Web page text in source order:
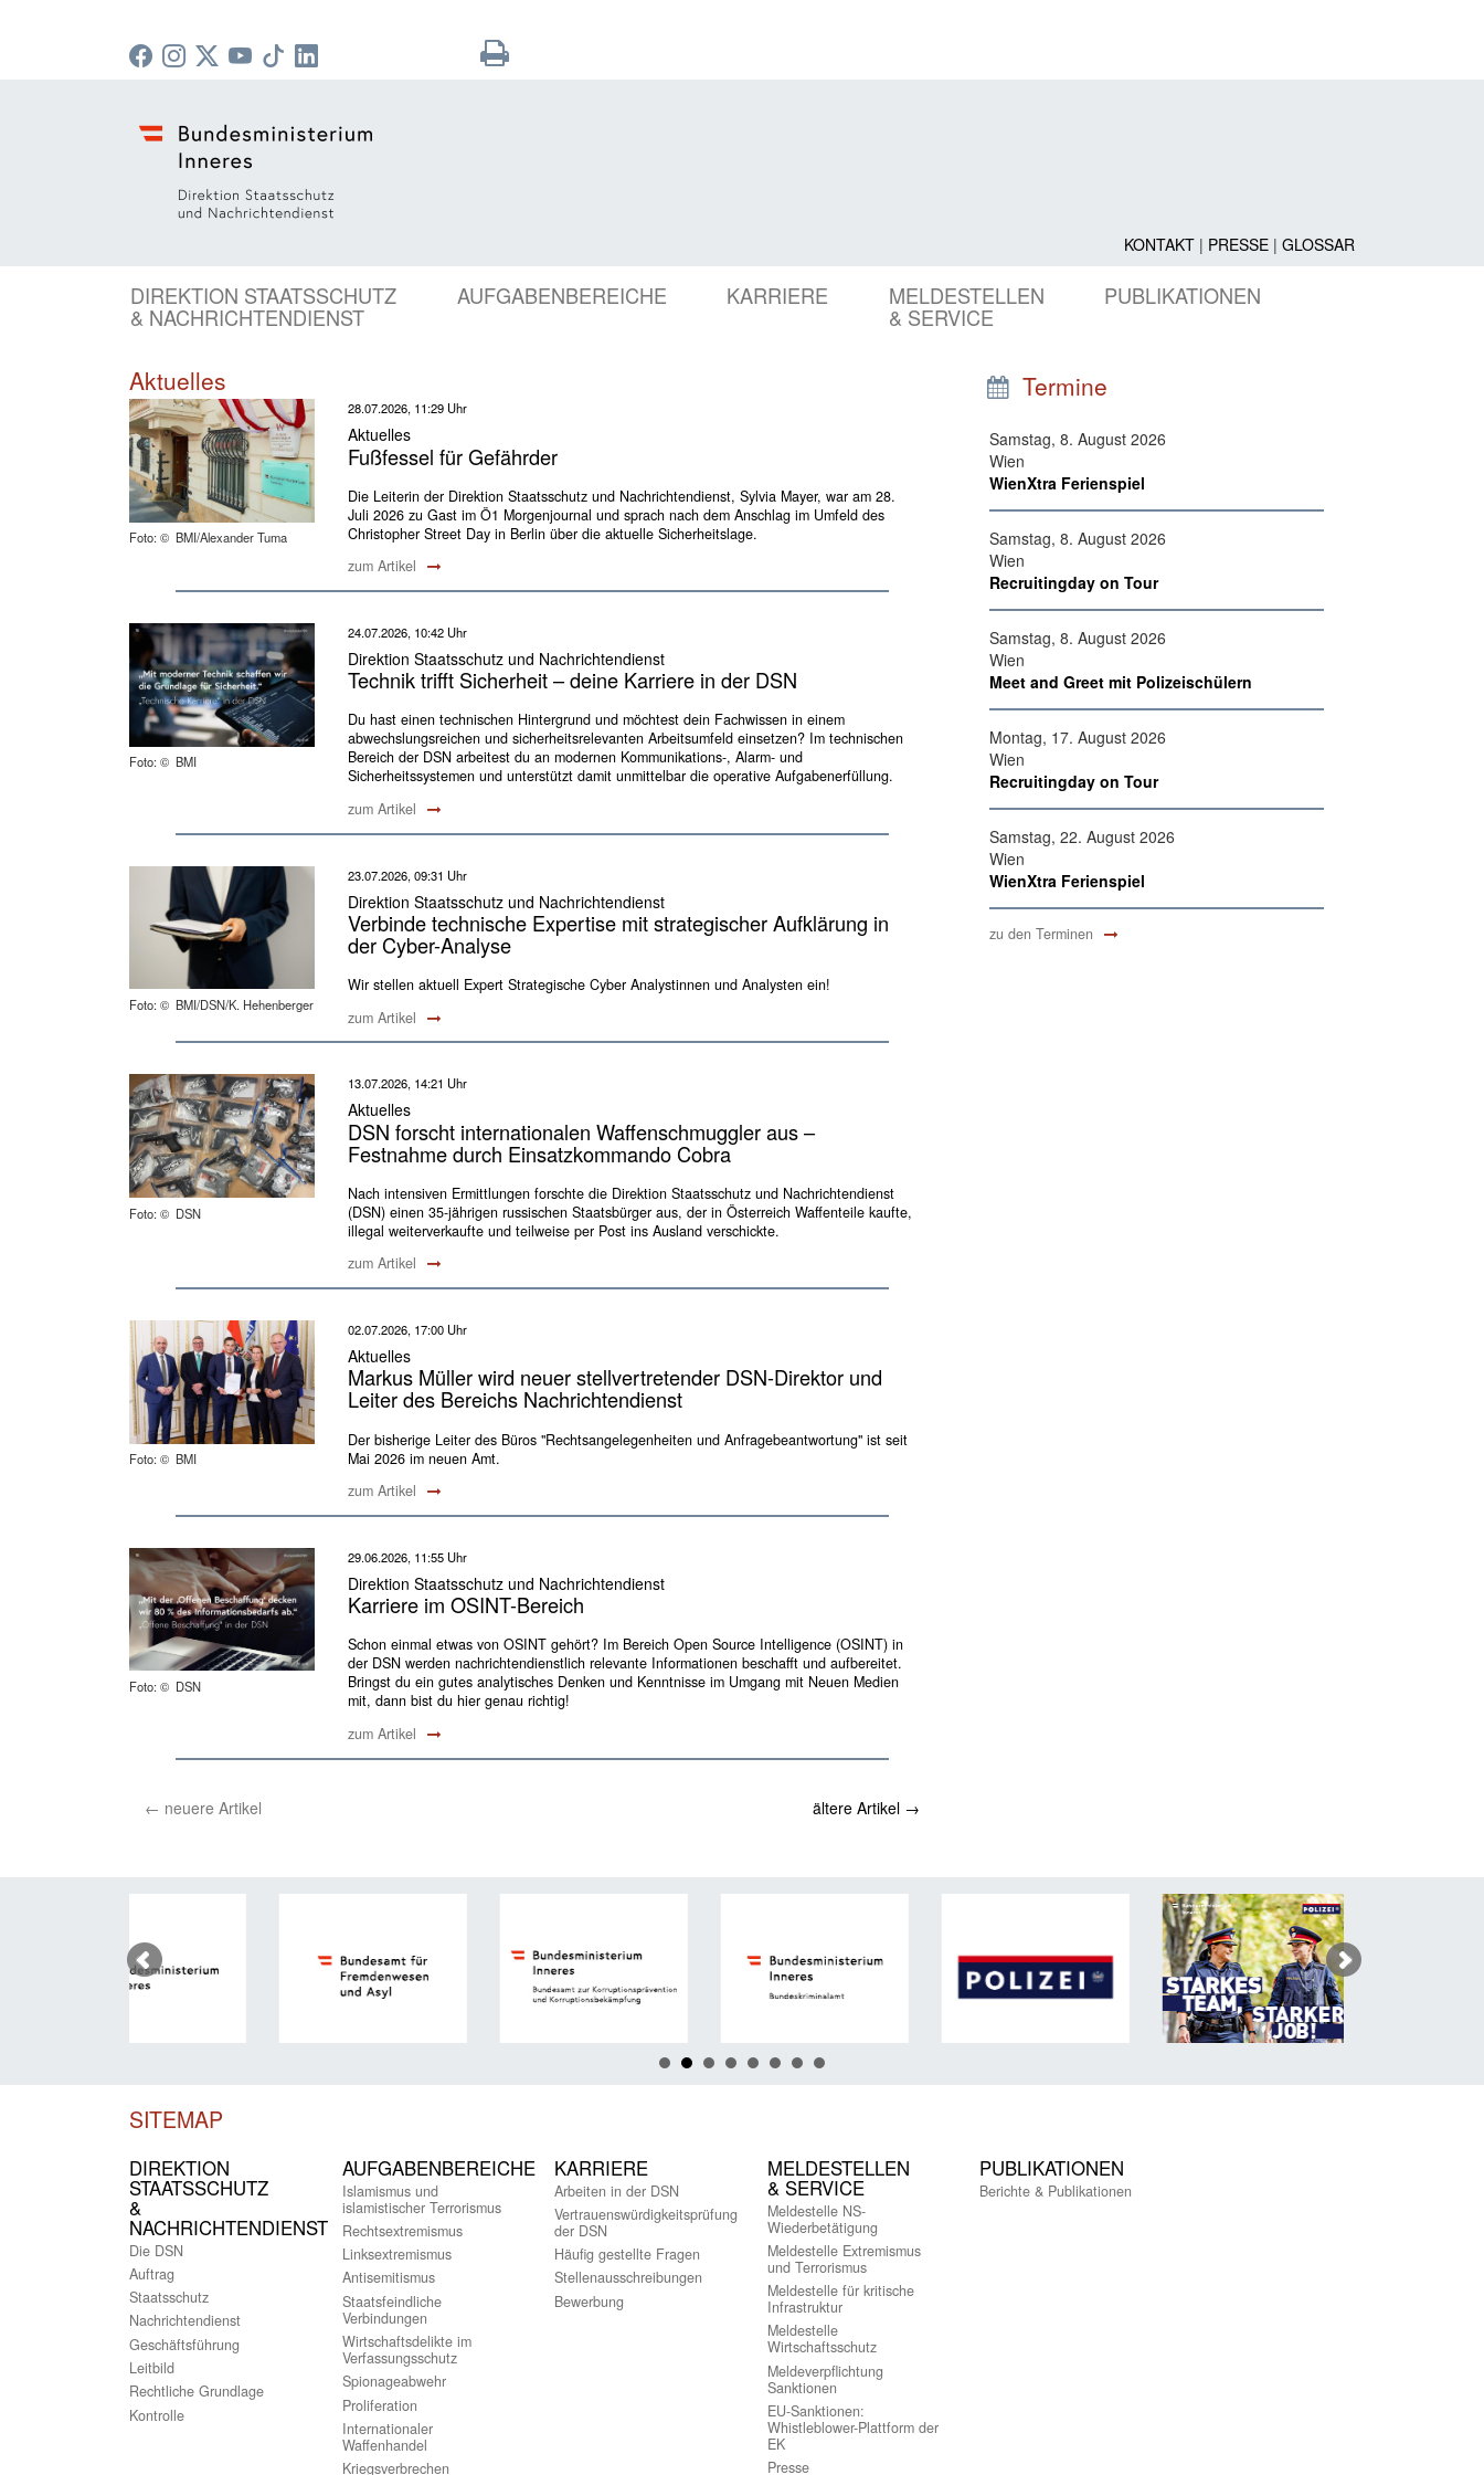
KONTAKT | PRESSE | GLOSSAR
DIREKTION STAATSSCHUTZ
& NACHRICHTENDIENST
AUFGABENBEREICHE KARRIERE MELDESTELLEN
& SERVICE
PUBLIKATIONEN
Aktuelles
Foto: © BMI/Alexander Tuma
28.07.2026, 11:29 Uhr
Aktuelles
Fußfessel für Gefährder
Die Leiterin der Direktion Staatsschutz und Nachrichtendienst, Sylvia Mayer, war am 28.
Juli 2026 zu Gast im Ö1 Morgenjournal und sprach nach dem Anschlag im Umfeld des
Christopher Street Day in Berlin über die aktuelle Sicherheitslage.
zum Artikel
Foto: © BMI
24.07.2026, 10:42 Uhr
Direktion Staatsschutz und Nachrichtendienst
Technik trifft Sicherheit – deine Karriere in der DSN
Du hast einen technischen Hintergrund und möchtest dein Fachwissen in einem
abwechslungsreichen und sicherheitsrelevanten Arbeitsumfeld einsetzen? Im technischen
Bereich der DSN arbeitest du an modernen Kommunikations-, Alarm- und
Sicherheitssystemen und unterstützt damit unmittelbar die operative Aufgabenerfüllung.
zum Artikel
Foto: © BMI/DSN/K. Hehenberger
23.07.2026, 09:31 Uhr
Direktion Staatsschutz und Nachrichtendienst
Verbinde technische Expertise mit strategischer Aufklärung in
der Cyber-Analyse
Wir stellen aktuell Expert Strategische Cyber Analystinnen und Analysten ein!
zum Artikel
Foto: © DSN
13.07.2026, 14:21 Uhr
Aktuelles
DSN forscht internationalen Waffenschmuggler aus –
Festnahme durch Einsatzkommando Cobra
Nach intensiven Ermittlungen forschte die Direktion Staatsschutz und Nachrichtendienst
(DSN) einen 35-jährigen russischen Staatsbürger aus, der in Österreich Waffenteile kaufte,
illegal weiterverkaufte und teilweise per Post ins Ausland verschickte.
zum Artikel
Foto: © BMI
02.07.2026, 17:00 Uhr
Aktuelles
Markus Müller wird neuer stellvertretender DSN-Direktor und
Leiter des Bereichs Nachrichtendienst
Der bisherige Leiter des Büros "Rechtsangelegenheiten und Anfragebeantwortung" ist seit
Mai 2026 im neuen Amt.
zum Artikel
Foto: © DSN
29.06.2026, 11:55 Uhr
Direktion Staatsschutz und Nachrichtendienst
Karriere im OSINT-Bereich
Schon einmal etwas von OSINT gehört? Im Bereich Open Source Intelligence (OSINT) in
der DSN werden nachrichtendienstlich relevante Informationen beschafft und aufbereitet.
Bringst du ein gutes analytisches Denken und Kenntnisse im Umgang mit Neuen Medien
mit, dann bist du hier genau richtig!
zum Artikel
← neuere Artikel ältere Artikel →
Termine
Samstag, 8. August 2026
Wien
WienXtra Ferienspiel
Samstag, 8. August 2026
Wien
Recruitingday on Tour
Samstag, 8. August 2026
Wien
Meet and Greet mit Polizeischülern
Montag, 17. August 2026
Wien
Recruitingday on Tour
Samstag, 22. August 2026
Wien
WienXtra Ferienspiel
zu den Terminen
SITEMAP
DIREKTION
STAATSSCHUTZ
&
NACHRICHTENDIENST
Die DSN
Auftrag
Staatsschutz
Nachrichtendienst
Geschäftsführung
Leitbild
Rechtliche Grundlage
Kontrolle
AUFGABENBEREICHE
Islamismus und
islamistischer Terrorismus
Rechtsextremismus
Linksextremismus
Antisemitismus
Staatsfeindliche
Verbindungen
Wirtschaftsdelikte im
Verfassungsschutz
Spionageabwehr
Proliferation
Internationaler
Waffenhandel
Kriegsverbrechen
KARRIERE
Arbeiten in der DSN
Vertrauenswürdigkeitsprüfung
der DSN
Häufig gestellte Fragen
Stellenausschreibungen
Bewerbung
MELDESTELLEN
& SERVICE
Meldestelle NS-
Wiederbetätigung
Meldestelle Extremismus
und Terrorismus
Meldestelle für kritische
Infrastruktur
Meldestelle
Wirtschaftsschutz
Meldeverpflichtung
Sanktionen
EU-Sanktionen:
Whistleblower-Plattform der
EK
Presse
PUBLIKATIONEN
Berichte & Publikationen